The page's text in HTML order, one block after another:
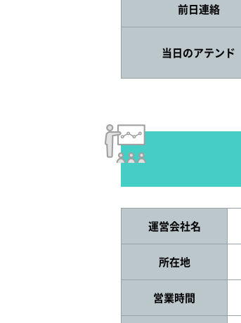
前日連絡
当日のアテンド
運営会社名
所在地
営業時間